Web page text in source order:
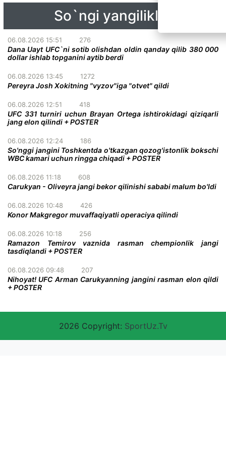
So`ngi yangiliklar
06.08.2026 15:51 276
Dana Uayt UFC`ni sotib olishdan oldin qanday qilib 380 000
dollar ishlab topganini aytib berdi
06.08.2026 13:45 1272
Pereyra Josh Xokitning "vyzov"iga "otvet" qildi
06.08.2026 12:51 418
UFC 331 turniri uchun Brayan Ortega ishtirokidagi qiziqarli
jang elon qilindi + POSTER
06.08.2026 12:24 186
So'nggi jangini Toshkentda o'tkazgan qozog'istonlik bokschi
WBC kamari uchun ringga chiqadi + POSTER
06.08.2026 11:18 608
Carukyan - Oliveyra jangi bekor qilinishi sababi malum bo'ldi
06.08.2026 10:48 426
Konor Makgregor muvaffaqiyatli operaciya qilindi
06.08.2026 10:18 256
Ramazon Temirov vaznida rasman chempionlik jangi
tasdiqlandi + POSTER
06.08.2026 09:48 207
Nihoyat! UFC Arman Carukyanning jangini rasman elon qildi
+ POSTER
2026 Copyright: SportUz.Tv